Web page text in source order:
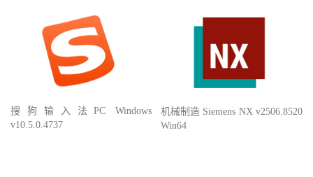
搜狗输入法PC Windows
v10.5.0.4737
机械制造 Siemens NX v2506.8520
Win64